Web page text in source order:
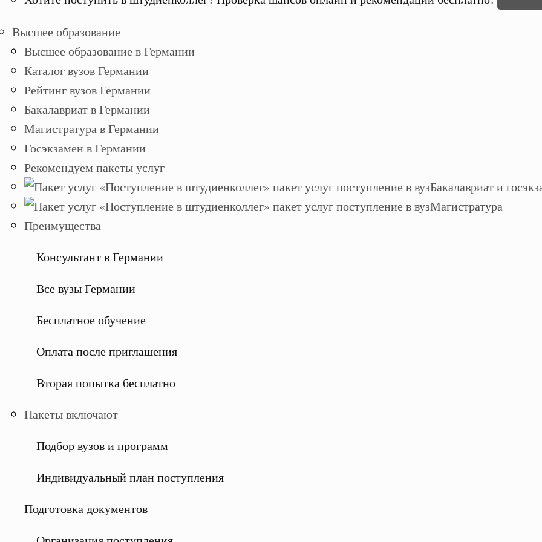
Высшее образование
Высшее образование в Германии
Каталог вузов Германии
Рейтинг вузов Германии
Бакалавриат в Германии
Магистратура в Германии
Госэкзамен в Германии
Рекомендуем пакеты услуг
Бакалавриат и
Магистратура
Преимущества
Консультант в Германии
Все вузы Германии
Бесплатное обучение
Оплата после приглашения
Вторая попытка бесплатно
Пакеты включают
Подбор вузов и программ
Индивидуальный план поступления
Подготовка документов